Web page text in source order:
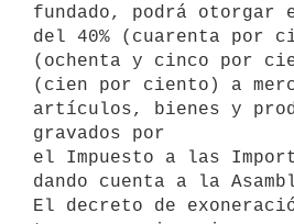
fundado, podrá otorgar
del 40% (cuarenta por
(ochenta y cinco por
(cien por ciento) a
artículos, bienes y
gravados por
el Impuesto a las
dando cuenta a la
El decreto de